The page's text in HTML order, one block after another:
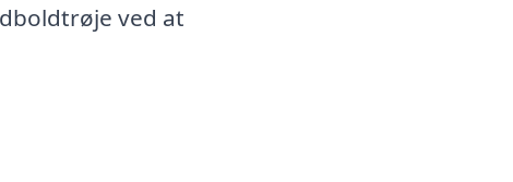
ved at